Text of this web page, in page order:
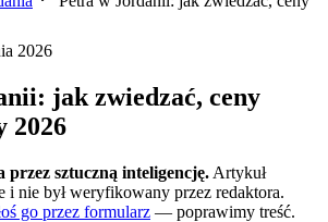
2026
jak zwiedzać, ceny
2026
przez sztuczną inteligencję. Artykuł
i nie był weryfikowany przez redaktora.
go przez formularz — poprawimy treść.